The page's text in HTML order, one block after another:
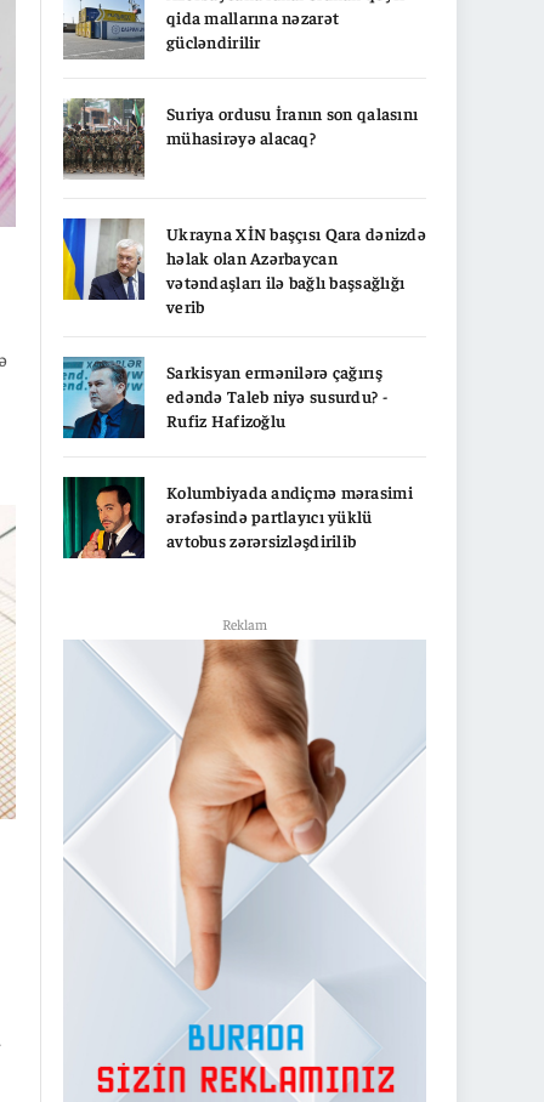
qida mallarına nəzarət
gücləndirilir
Suriya ordusu İranın son qalasını
mühasirəyə alacaq?
Ukrayna XİN başçısı Qara dənizdə
həlak olan Azərbaycan
vətəndaşları ilə bağlı başsağlığı
verib
Sarkisyan ermənilərə çağırış
edəndə Taleb niyə susurdu? -
Rufiz Hafizoğlu
Kolumbiyada andiçmə mərasimi
ərəfəsində partlayıcı yüklü
avtobus zərərsizləşdirilib
Reklam